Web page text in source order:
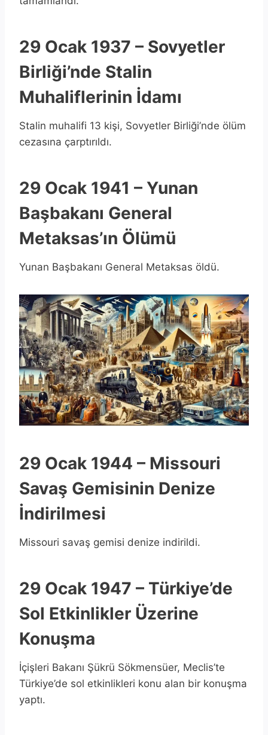
29 Ocak 1937 – Sovyetler
Birliği’nde Stalin
Muhaliflerinin İdamı
Stalin muhalifi 13 kişi, Sovyetler Birliği’nde ölüm
cezasına çarptırıldı.
29 Ocak 1941 – Yunan
Başbakanı General
Metaksas’ın Ölümü
Yunan Başbakanı General Metaksas öldü.
29 Ocak 1944 – Missouri
Savaş Gemisinin Denize
İndirilmesi
Missouri savaş gemisi denize indirildi.
29 Ocak 1947 – Türkiye’de
Sol Etkinlikler Üzerine
Konuşma
İçişleri Bakanı Şükrü Sökmensüer, Meclis’te
Türkiye’de sol etkinlikleri konu alan bir konuşma
yaptı.